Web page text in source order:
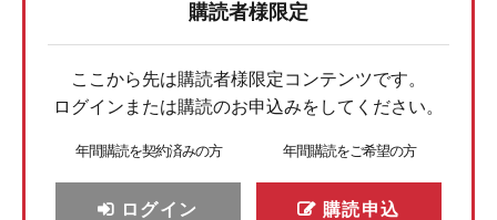
購読者様限定
ここから先は購読者様限定コンテンツです。
ログインまたは購読のお申込みをしてください。
年間購読を契約済みの方
ログイン
年間購読をご希望の方
購読申込